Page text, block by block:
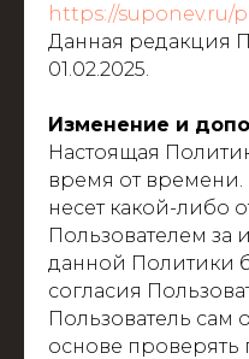
https://suponev.ru/
Данная редакция
01.02.2025.
Изменение и
Настоящая
время от времени.
несет какой-либо
Пользователем за
данной Политики
согласия
Пользователь сам
основе